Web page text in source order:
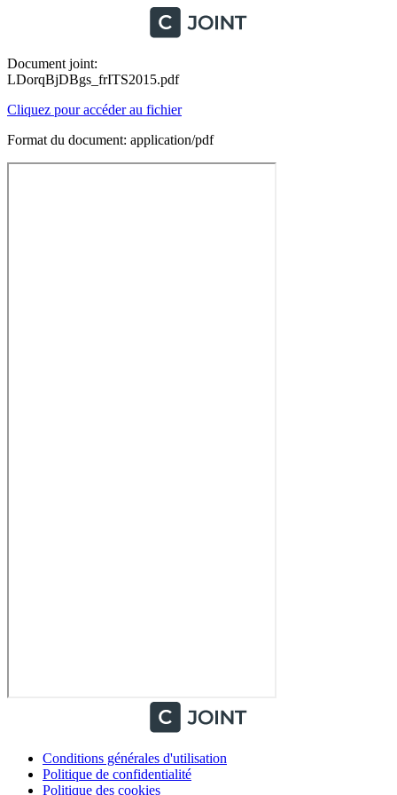
Document joint:
LDorqBjDBgs_frITS2015.pdf
Cliquez pour accéder au fichier
Format du document: application/pdf
Conditions générales d'utilisation
Politique de confidentialité
Politique des cookies